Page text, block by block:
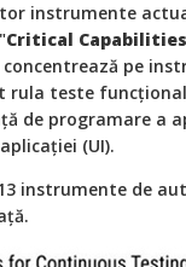
instrumente
Critical
concentrează pe
rula teste
de programare a
(UI).
instrumente de